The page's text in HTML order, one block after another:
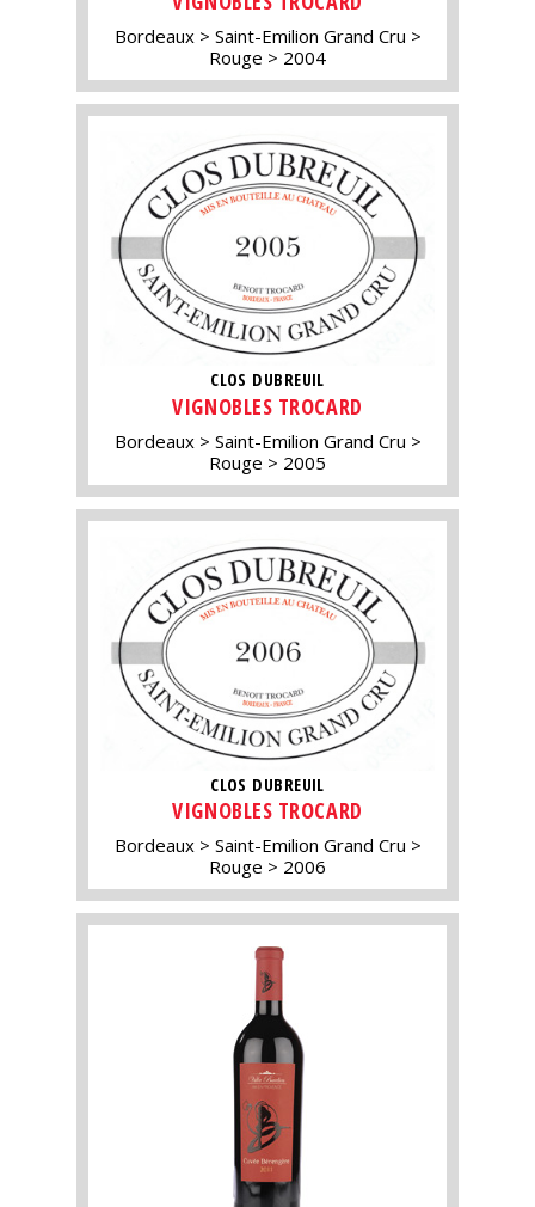
Bordeaux
Saint-Emilion Grand Cru
Rouge
2004
CLOS DUBREUIL
VIGNOBLES TROCARD
Bordeaux
Saint-Emilion Grand Cru
Rouge
2005
CLOS DUBREUIL
VIGNOBLES TROCARD
Bordeaux
Saint-Emilion Grand Cru
Rouge
2006